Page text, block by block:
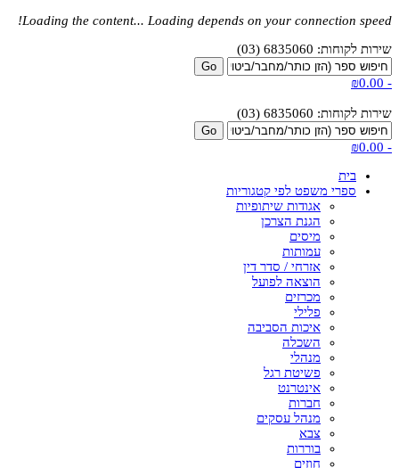
Loading the content... Loading depends on your connection speed!
שירות לקוחות: 6835060 (03)
-
₪0.00
שירות לקוחות: 6835060 (03)
-
₪0.00
בית
ספרי משפט לפי קטגוריות
אגודות שיתופיות
הגנת הצרכן
מיסים
עמותות
אזרחי / סדר דין
הוצאה לפועל
מכרזים
פלילי
איכות הסביבה
השכלה
מנהלי
פשיטת רגל
אינטרנט
חברות
מנהל עסקים
צבא
בוררות
חוזים